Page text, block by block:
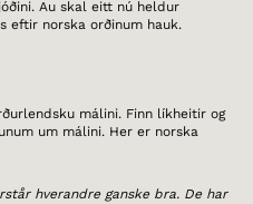
Au skal eitt nú heldur
eftir norska orðinum hauk.
málini. Finn líkheitir og
um málini. Her er norska
hverandre ganske bra. De har